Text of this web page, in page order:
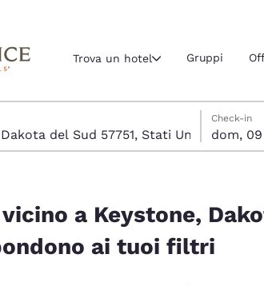
Regione e posizione attuali
Americhe
United States
Trova un hotel Gruppi
domenica 9
Check-in
dom,
lunedì 10
lunedì 10
domenica
a Keystone,
ai tuoi filtri